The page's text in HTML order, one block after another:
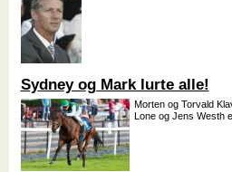
Sydney og Mark lurte alle!
Morten og Torvald
Lone og Jens Westh